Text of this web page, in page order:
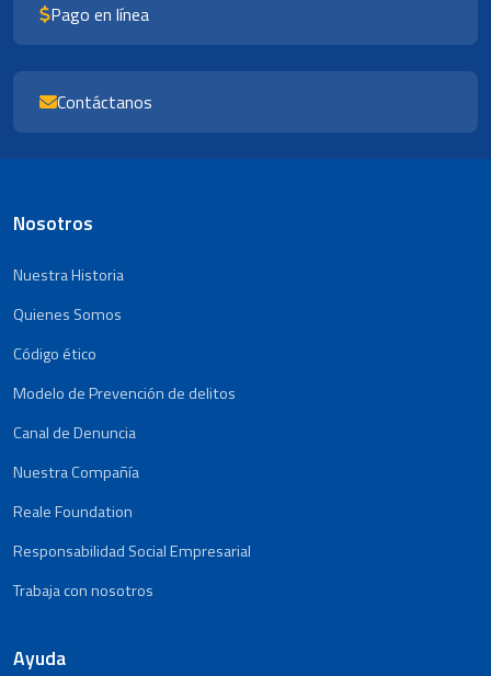
Pago en línea
Contáctanos
Nosotros
Nuestra Historia
Quienes Somos
Código ético
Modelo de Prevención de delitos
Canal de Denuncia
Nuestra Compañía
Reale Foundation
Responsabilidad Social Empresarial
Trabaja con nosotros
Ayuda